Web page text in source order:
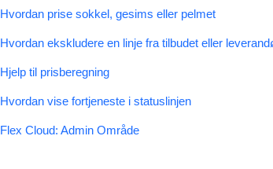
Hvordan prise sokkel, gesims eller pelmet
Hvordan ekskludere en linje fra tilbudet eller
Hjelp til prisberegning
Hvordan vise fortjeneste i statuslinjen
Flex Cloud: Admin Område